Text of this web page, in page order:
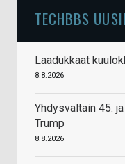
TECHBBS
Laadukkaat
8.8.2026
Yhdysvaltain 45.
Trump
8.8.2026